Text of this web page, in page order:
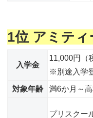
1位 アミティ
入学金
11,000円（
※別途入学
対象年齢 満6か月～
プリスクー